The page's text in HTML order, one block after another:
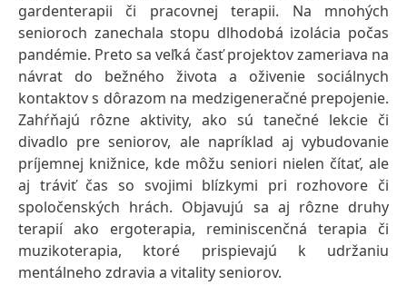
gardenterapii či pracovnej terapii. Na mnohých
senioroch zanechala stopu dlhodobá izolácia počas
pandémie. Preto sa veľká časť projektov zameriava na
návrat do bežného života a oživenie sociálnych
kontaktov s dôrazom na medzigeneračné prepojenie.
Zahŕňajú rôzne aktivity, ako sú tanečné lekcie či
divadlo pre seniorov, ale napríklad aj vybudovanie
príjemnej knižnice, kde môžu seniori nielen čítať, ale
aj tráviť čas so svojimi blízkymi pri rozhovore či
spoločenských hrách. Objavujú sa aj rôzne druhy
terapií ako ergoterapia, reminiscenčná terapia či
muzikoterapia, ktoré prispievajú k udržaniu
mentálneho zdravia a vitality seniorov.